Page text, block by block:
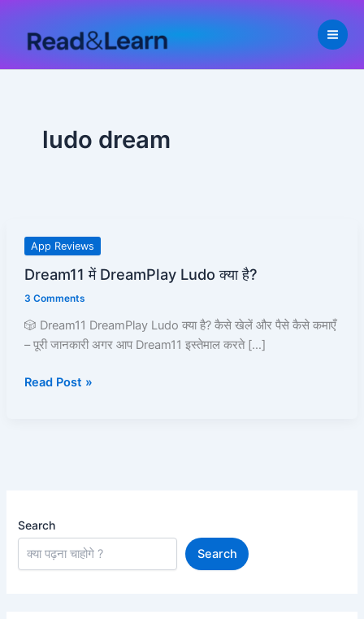
content
ludo dream
App Reviews
Dream11 में DreamPlay Ludo क्या है?
3 Comments
🎲 Dream11 DreamPlay Ludo क्या है? कैसे खेलें और पैसे कैसे कमाएँ
– पूरी जानकारी अगर आप Dream11 इस्तेमाल करते […]
Dream11
DreamPlay
Ludo
क्या
है?
Read Post »
Search
Search